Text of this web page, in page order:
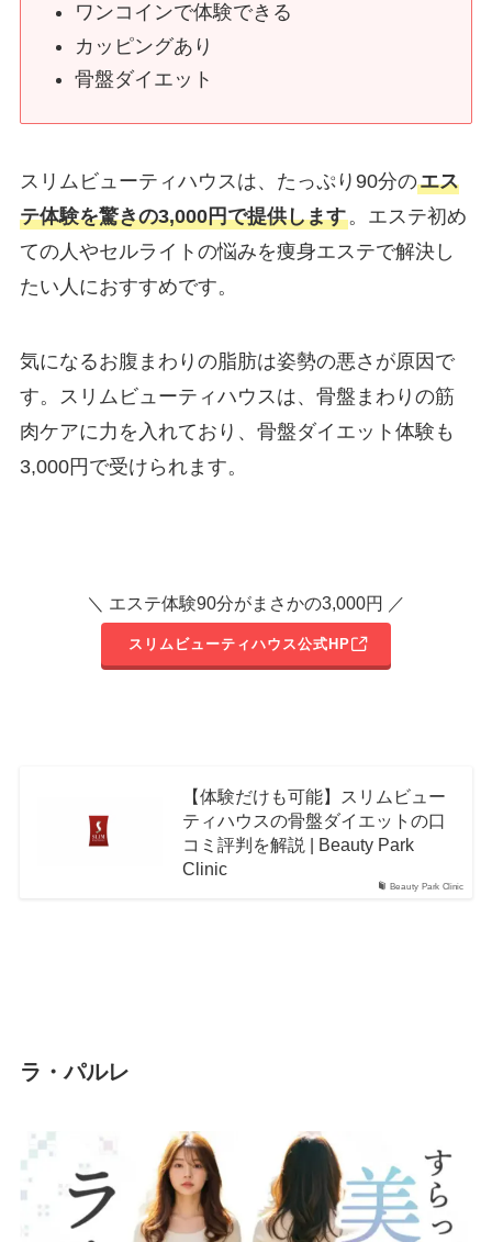
ワンコインで体験できる
カッピングあり
骨盤ダイエット
スリムビューティハウスは、たっぷり90分のエス
テ体験を驚きの3,000円で提供します。エステ初め
ての人やセルライトの悩みを痩身エステで解決し
たい人におすすめです。
気になるお腹まわりの脂肪は姿勢の悪さが原因で
す。スリムビューティハウスは、骨盤まわりの筋
肉ケアに力を入れており、骨盤ダイエット体験も
3,000円で受けられます。
＼ エステ体験90分がまさかの3,000円 ／
スリムビューティハウス公式HP
Beauty Park Clinic
【体験だけも可能】スリムビュー
ティハウスの骨盤ダイエットの口
コミ評判を解説 | Beauty Park
Clinic
ラ・パルレ